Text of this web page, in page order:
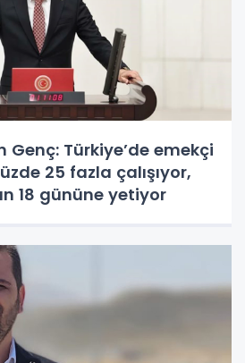
Genç: Türkiye’de emekçi
25 fazla çalışıyor,
18 gününe yetiyor